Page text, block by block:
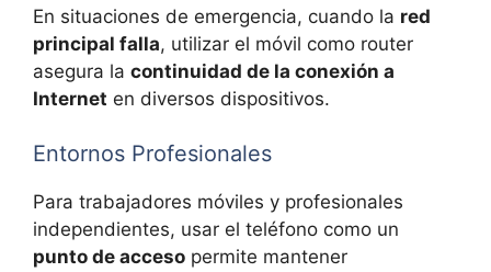
En situaciones de emergencia, cuando la red
principal falla, utilizar el móvil como router
asegura la continuidad de la conexión a
Internet en diversos dispositivos.
Entornos Profesionales
Para trabajadores móviles y profesionales
independientes, usar el teléfono como un
punto de acceso permite mantener